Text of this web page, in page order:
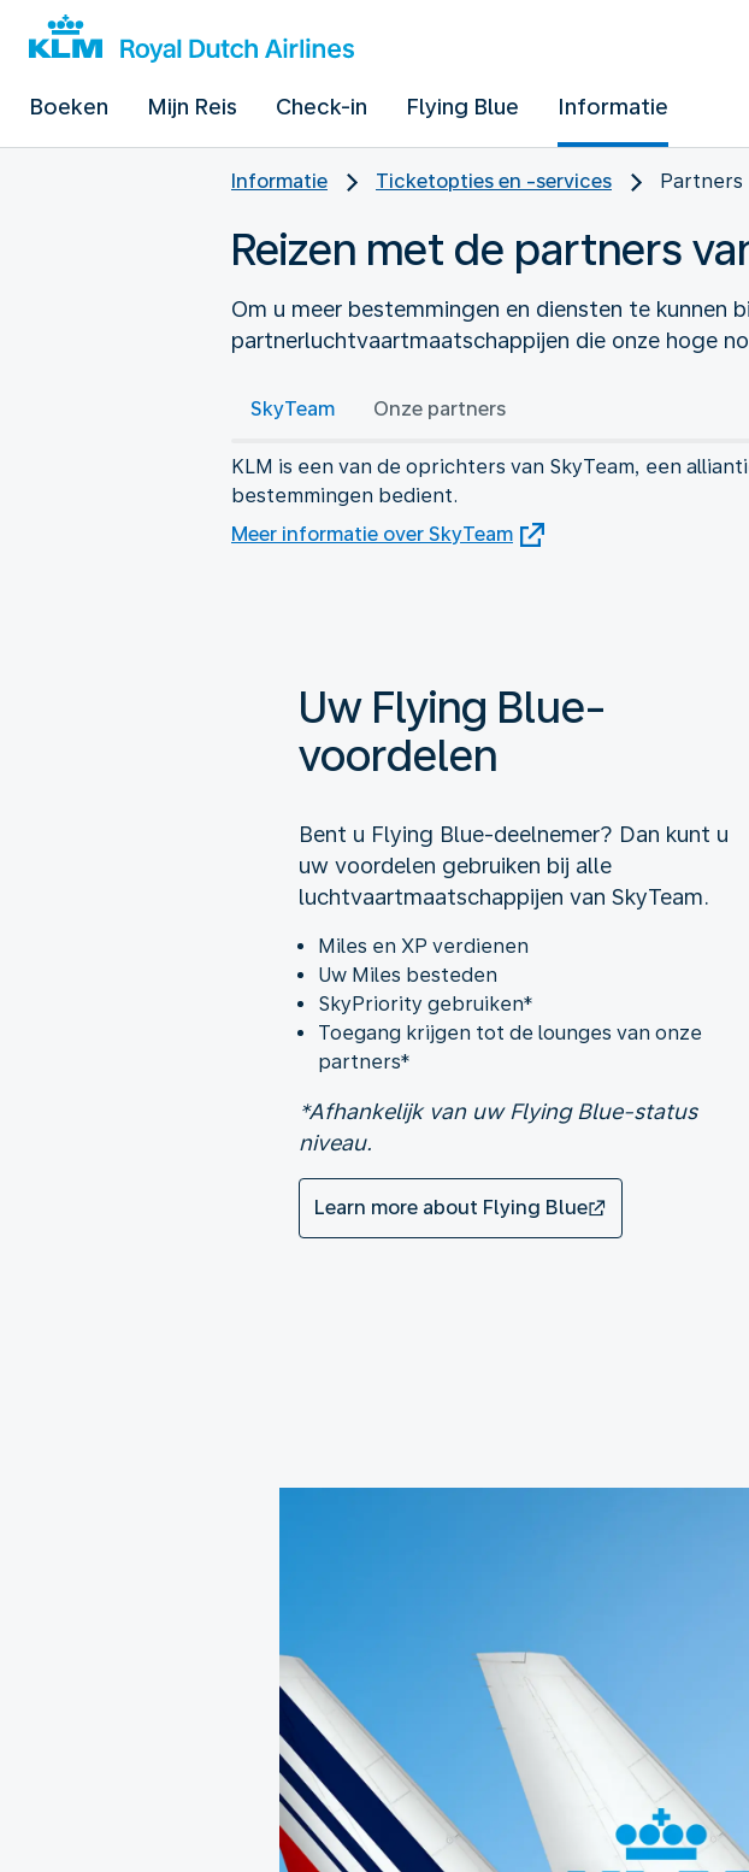
Boeken Mijn Reis Check-in Flying Blue Informatie
Informatie Ticketopties en -services Partners
Reizen met de partners
Om u meer bestemmingen en diensten te kunnen
partnerluchtvaartmaatschappijen die onze hoge
SkyTeam Onze partners
KLM is een van de oprichters van SkyTeam, een
bestemmingen bedient.
Meer informatie over SkyTeam
Uw Flying Blue-
voordelen
Bent u Flying Blue-deelnemer? Dan kunt u
uw voordelen gebruiken bij alle
luchtvaartmaatschappijen van SkyTeam.
Miles en XP verdienen
Uw Miles besteden
SkyPriority gebruiken*
Toegang krijgen tot de lounges van onze
partners*
*Afhankelijk van uw Flying Blue-status
niveau.
Learn more about Flying Blue